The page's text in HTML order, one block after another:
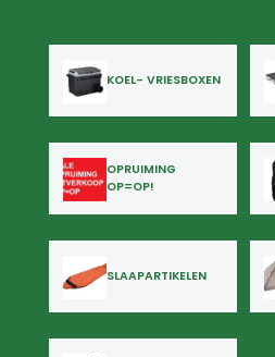
KOEL- VRIESBOXEN
OPRUIMING
OP=OP!
SLAAPARTIKELEN